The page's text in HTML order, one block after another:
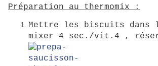
Préparation au thermomix :
Mettre les biscuits dans
mixer 4 sec./vit.4 ,